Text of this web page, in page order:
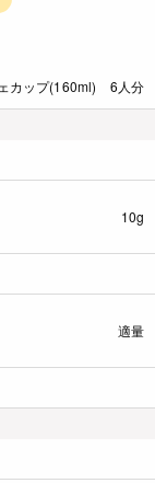
カップ(160ml) 6人分
10g
適量